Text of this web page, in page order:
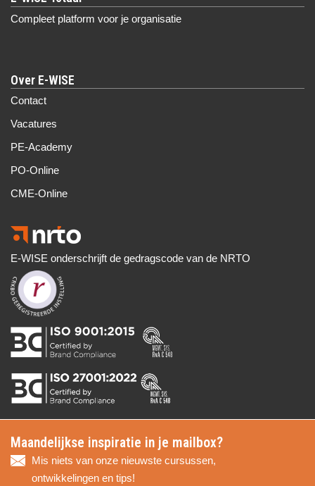
Compleet platform voor je organisatie
Over E-WISE
Contact
Vacatures
PE-Academy
PO-Online
CME-Online
E-WISE onderschrijft de gedragscode van de NRTO
Maandelijkse inspiratie in je mailbox?
Mis niets van onze nieuwste cursussen,
ontwikkelingen en tips!